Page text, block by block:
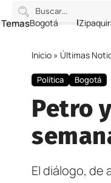
Bogotá
Inicio » Últimas
Política Bogotá
Petro
El diálogo,